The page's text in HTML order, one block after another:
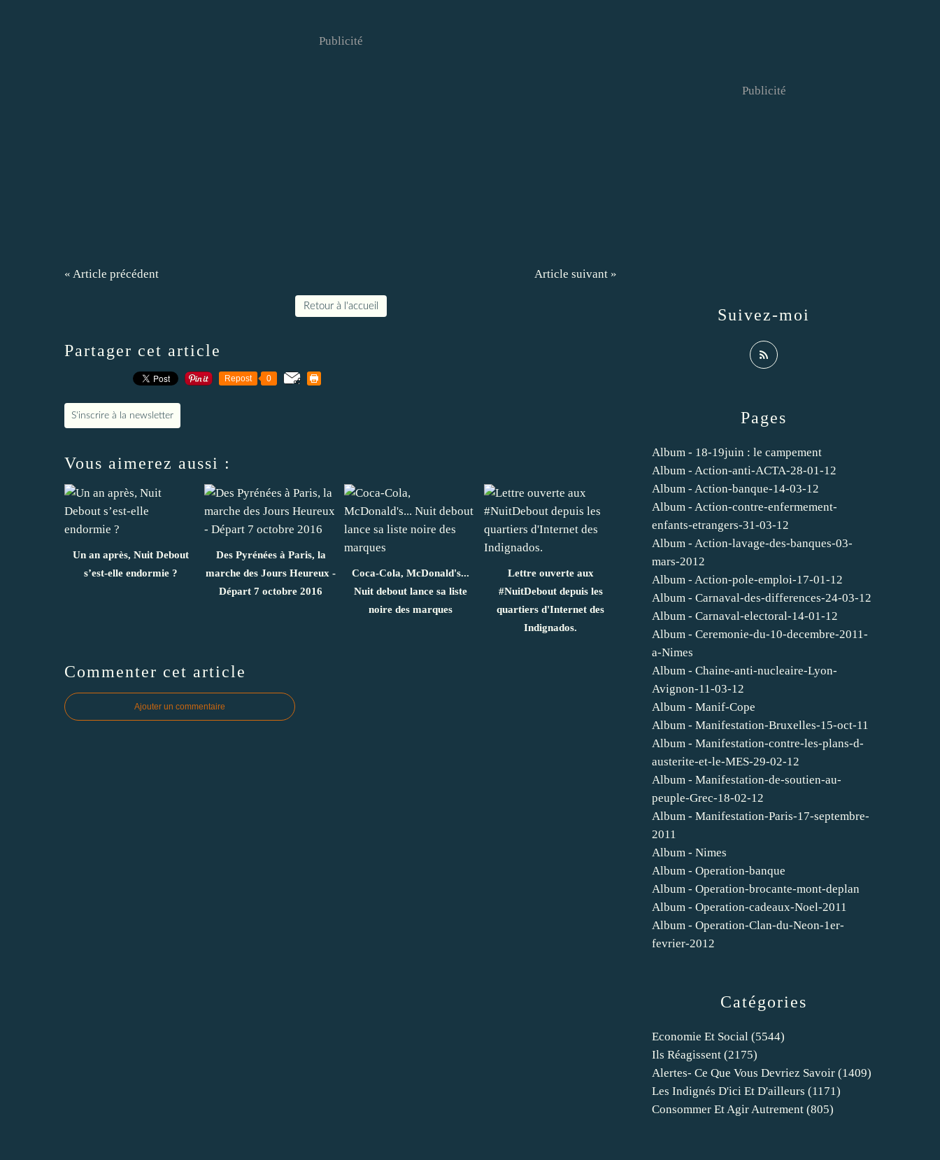
Publicité
« Article précédent Article suivant »
Retour à l'accueil
Partager cet article
Repost 0
S'inscrire à la newsletter
Vous aimerez aussi :
Un an après, Nuit Debout
s’est-elle endormie ?
Des Pyrénées à Paris, la
marche des Jours Heureux -
Départ 7 octobre 2016
Coca-Cola, McDonald's...
Nuit debout lance sa liste
noire des marques
Lettre ouverte aux
#NuitDebout depuis les
quartiers d'Internet des
Indignados.
Commenter cet article
Ajouter un commentaire
Catégories
Economie Et Social (5544)
Ils Réagissent (2175)
Alertes- Ce Que Vous Devriez Savoir (1409)
Les Indignés D'ici Et D'ailleurs (1171)
Consommer Et Agir Autrement (805)
Pages
Album - 18-19juin : le campement
Album - Action-anti-ACTA-28-01-12
Album - Action-banque-14-03-12
Album - Action-contre-enfermement-
enfants-etrangers-31-03-12
Album - Action-lavage-des-banques-03-
mars-2012
Album - Action-pole-emploi-17-01-12
Album - Carnaval-des-differences-24-03-12
Album - Carnaval-electoral-14-01-12
Album - Ceremonie-du-10-decembre-2011-
a-Nimes
Album - Chaine-anti-nucleaire-Lyon-
Avignon-11-03-12
Album - Manif-Cope
Album - Manifestation-Bruxelles-15-oct-11
Album - Manifestation-contre-les-plans-d-
austerite-et-le-MES-29-02-12
Album - Manifestation-de-soutien-au-
peuple-Grec-18-02-12
Album - Manifestation-Paris-17-septembre-
2011
Album - Nimes
Album - Operation-banque
Album - Operation-brocante-mont-deplan
Album - Operation-cadeaux-Noel-2011
Album - Operation-Clan-du-Neon-1er-
fevrier-2012
Suivez-moi
Publicité